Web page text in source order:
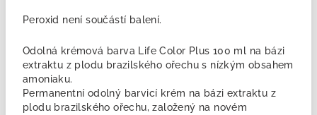
Peroxid není součástí balení.
Odolná krémová barva Life Color Plus 100 ml na bázi
extraktu z plodu brazilského ořechu s nízkým obsahem
amoniaku.
Permanentní odolný barvicí krém na bázi extraktu z
plodu brazilského ořechu, založený na novém